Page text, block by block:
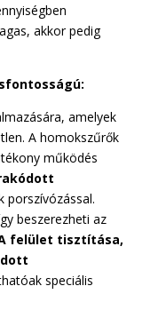
akkor pedig
amelyek
A homokszűrők
működés
beszerezheti az
felület tisztítása,
speciális